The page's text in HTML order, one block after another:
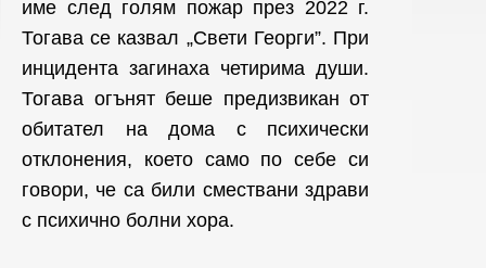
име след голям пожар през 2022 г.
Тогава се казвал „Свети Георги”. При
инцидента загинаха четирима души.
Тогава огънят беше предизвикан от
обитател на дома с психически
отклонения, което само по себе си
говори, че са били смествани здрави
с психично болни хора.